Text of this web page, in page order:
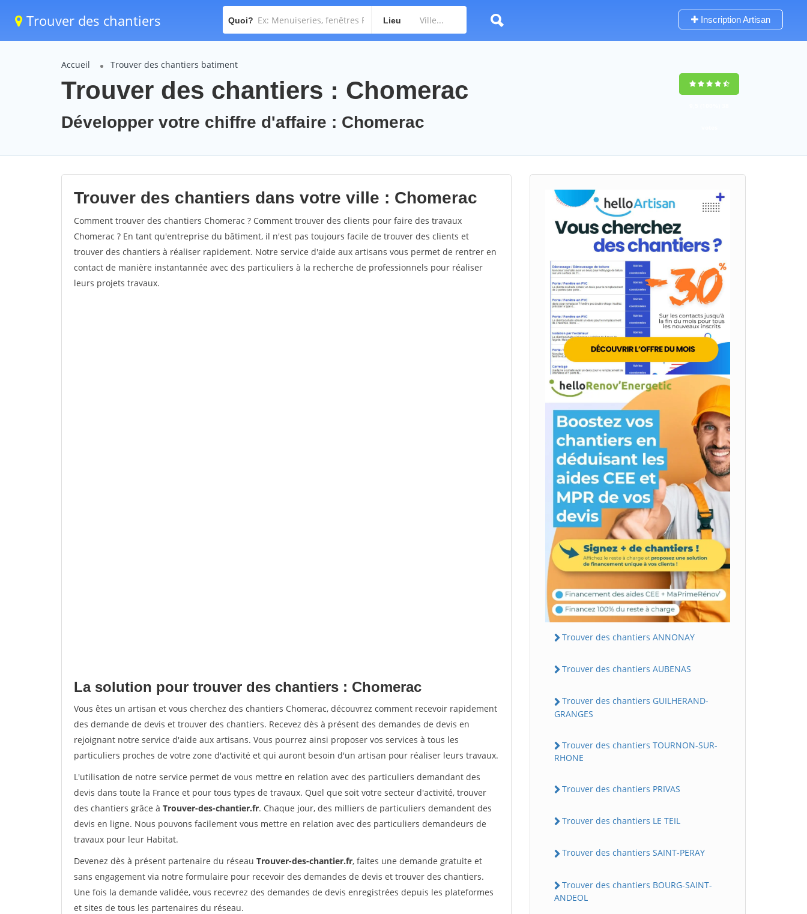
Trouver des chantiers Quoi? Lieu Inscription Artisan
Accueil Trouver des chantiers batiment
Trouver des chantiers : Chomerac
Développer votre chiffre d'affaire : Chomerac
Trouver des chantiers dans votre ville : Chomerac
Comment trouver des chantiers Chomerac ? Comment trouver des clients pour faire des travaux
Chomerac ? En tant qu'entreprise du bâtiment, il n'est pas toujours facile de trouver des clients et
trouver des chantiers à réaliser rapidement. Notre service d'aide aux artisans vous permet de rentrer en
contact de manière instantannée avec des particuliers à la recherche de professionnels pour réaliser
leurs projets travaux.
La solution pour trouver des chantiers : Chomerac
Vous êtes un artisan et vous cherchez des chantiers Chomerac, découvrez comment recevoir rapidement
des demande de devis et trouver des chantiers. Recevez dès à présent des demandes de devis en
rejoignant notre service d'aide aux artisans. Vous pourrez ainsi proposer vos services à tous les
particuliers proches de votre zone d'activité et qui auront besoin d'un artisan pour réaliser leurs travaux.
L'utilisation de notre service permet de vous mettre en relation avec des particuliers demandant des
devis dans toute la France et pour tous types de travaux. Quel que soit votre secteur d'activité, trouver
des chantiers grâce à Trouver-des-chantier.fr. Chaque jour, des milliers de particuliers demandent des
devis en ligne. Nous pouvons facilement vous mettre en relation avec des particuliers demandeurs de
travaux pour leur Habitat.
Devenez dès à présent partenaire du réseau Trouver-des-chantier.fr, faites une demande gratuite et
sans engagement via notre formulaire pour recevoir des demandes de devis et trouver des chantiers.
Une fois la demande validée, vous recevrez des demandes de devis enregistrées depuis les plateformes
et sites de tous les partenaires du réseau.
Trouver des chantiers ANNONAY
Trouver des chantiers AUBENAS
Trouver des chantiers GUILHERAND-
GRANGES
Trouver des chantiers TOURNON-SUR-
RHONE
Trouver des chantiers PRIVAS
Trouver des chantiers LE TEIL
Trouver des chantiers SAINT-PERAY
Trouver des chantiers BOURG-SAINT-
ANDEOL